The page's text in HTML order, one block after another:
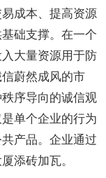
成本、提高资源
础支撑。在一个
大量资源用于防
蔚然成风的市
序导向的诚信观
单个企业的行为
产品。企业通过
添砖加瓦。